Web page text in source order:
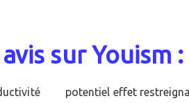
sur Youism :
des